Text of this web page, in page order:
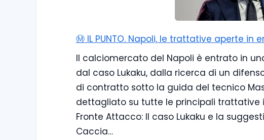
Ⓜ️ IL PUNTO. Napoli, le trattative aperte in
Il calciomercato del Napoli è entrato in
dal caso Lukaku, dalla ricerca di un
di contratto sotto la guida del tecnico
dettagliato su tutte le principali trattative
Fronte Attacco: Il caso Lukaku e la
Caccia…